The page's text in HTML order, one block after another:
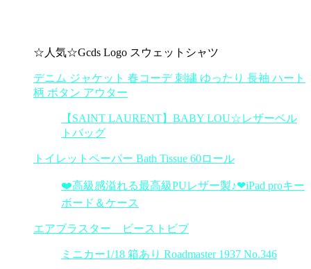
☆人気☆Gcds Logo スウェットシャツ
デニム ジャケット 春コーデ 刺繍 ゆったり 長袖 ハート
柄 ボタン アウター
【SAINT LAURENT】BABY LOU☆レザーベル
トバッグ
トイレットペーパー Bath Tissue 60ロール
❤️高級感溢れる最高級PUレザー製♪❤iPad proキー
ボード＆ケース
エアブラスター ビーストビブ
ミニカー1/18 箱あり Roadmaster 1937 No.346